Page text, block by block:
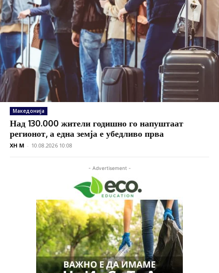
Македонија
Над 130.000 жители годишно го напуштаат
регионот, а една земја е убедливо прва
XH M - 10.08.2026 10:08
- Advertisement -